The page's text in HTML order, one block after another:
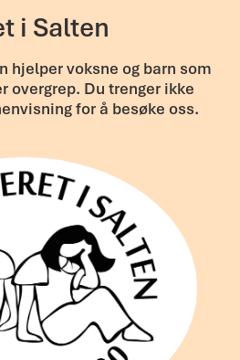
i Salten
hjelper voksne og barn som
overgrep. Du trenger ikke
for å besøke oss.